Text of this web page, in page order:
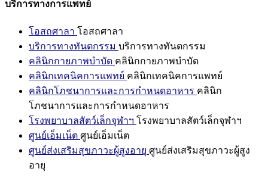
บริการทางการแพทย์
โอสถศาลา โอสถศาลา
บริการทางทันตกรรม บริการทางทันตกรรม
คลินิกกายภาพบำบัด คลินิกกายภาพบำบัด
คลินิกเทคนิคการแพทย์ คลินิกเทคนิคการแพทย์
คลินิกโภชนาการและการกำหนดอาหาร คลินิก
โภชนาการและการกำหนดอาหาร
โรงพยาบาลสัตว์เล็กจุฬาฯ โรงพยาบาลสัตว์เล็กจุฬาฯ
ศูนย์เอ็มเน็ต ศูนย์เอ็มเน็ต
ศูนย์ส่งเสริมสุขภาวะผู้สูงอายุ ศูนย์ส่งเสริมสุขภาวะผู้สูง
อายุ